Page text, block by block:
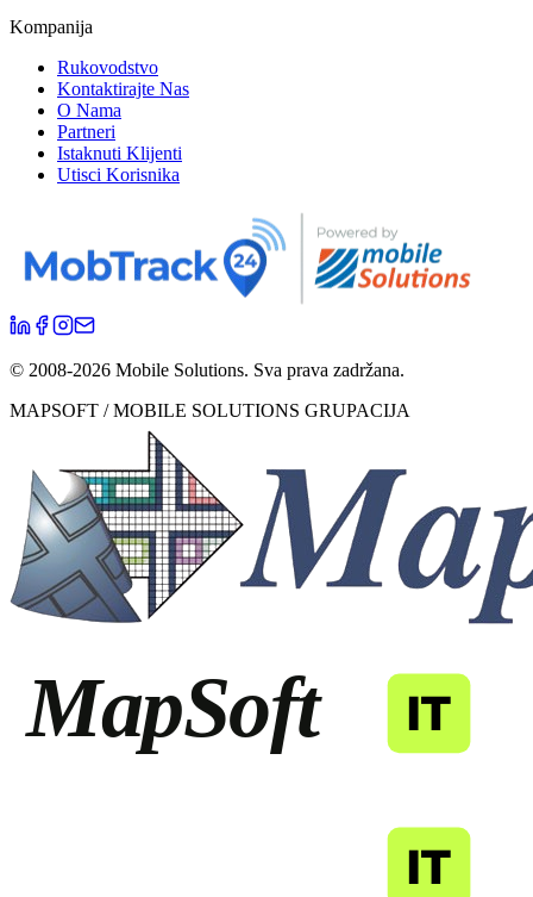
Kompanija
Rukovodstvo
Kontaktirajte Nas
O Nama
Partneri
Istaknuti Klijenti
Utisci Korisnika
© 2008-2026 Mobile Solutions. Sva prava zadržana.
MAPSOFT / MOBILE SOLUTIONS GRUPACIJA
MapSoft IT
IT